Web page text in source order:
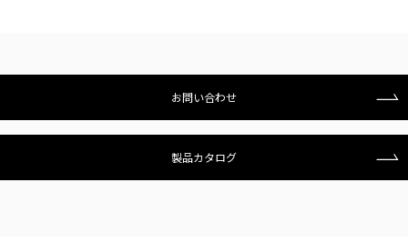
お問い合わせ
製品カタログ